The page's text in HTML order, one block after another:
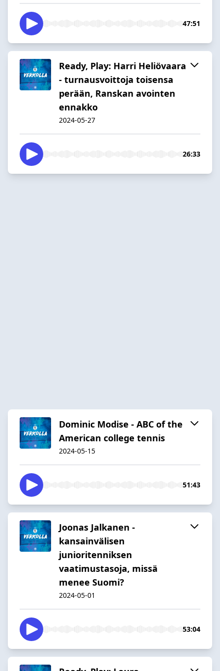
47:51
Ready, Play: Harri Heliövaara
- turnausvoittoja toisensa
perään, Ranskan avointen
ennakko
2024-05-27
26:33
Dominic Modise - ABC of the
American college tennis
2024-05-15
51:43
Joonas Jalkanen -
kansainvälisen
junioritenniksen
vaatimustasoja, missä
menee Suomi?
2024-05-01
53:04